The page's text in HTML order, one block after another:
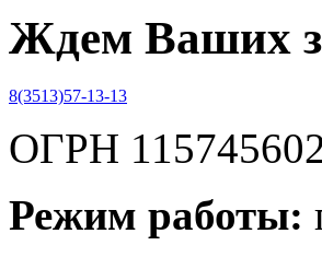
Ждем Ваших
8(3513)57-13-13
ОГРН
Режим работы: